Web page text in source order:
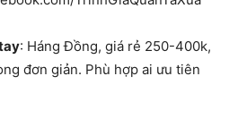
: Háng Đồng, giá rẻ 250-400k,
đơn giản. Phù hợp ai ưu tiên